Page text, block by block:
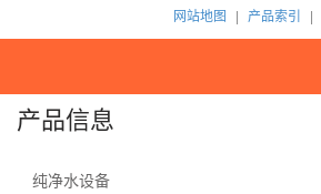
网站地图 产品索引
产品信息
纯净水设备